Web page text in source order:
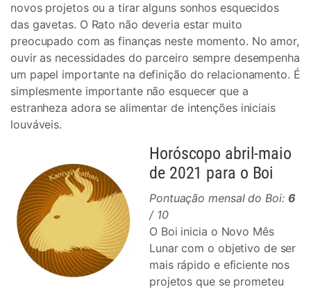
novos projetos ou a tirar alguns sonhos esquecidos
das gavetas. O Rato não deveria estar muito
preocupado com as finanças neste momento. No amor,
ouvir as necessidades do parceiro sempre desempenha
um papel importante na definição do relacionamento. É
simplesmente importante não esquecer que a
estranheza adora se alimentar de intenções iniciais
louváveis.
Horóscopo abril-maio
de 2021 para o Boi
Pontuação mensal do Boi: 6
/ 10
O Boi inicia o Novo Mês
Lunar com o objetivo de ser
mais rápido e eficiente nos
projetos que se prometeu